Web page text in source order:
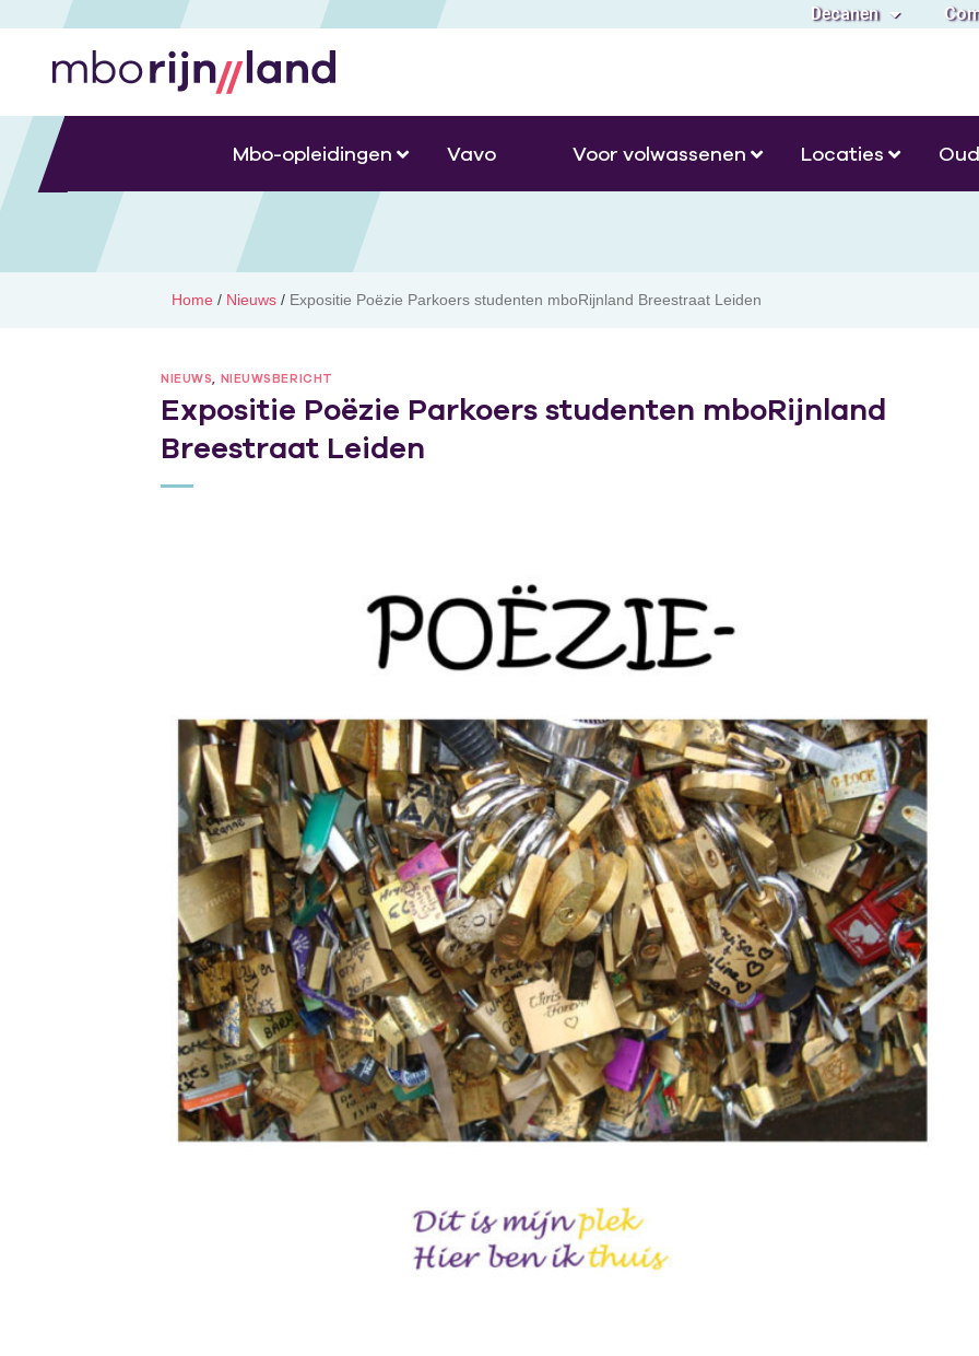
Decanen
Mbo-opleidingen Vavo Voor volwassenen Locaties
Home / Nieuws / Expositie Poëzie Parkoers studenten mboRijnland Breestraat Leiden
NIEUWS NIEUWSBERICHT
Expositie Poëzie Parkoers studenten mboRijnland
Breestraat Leiden